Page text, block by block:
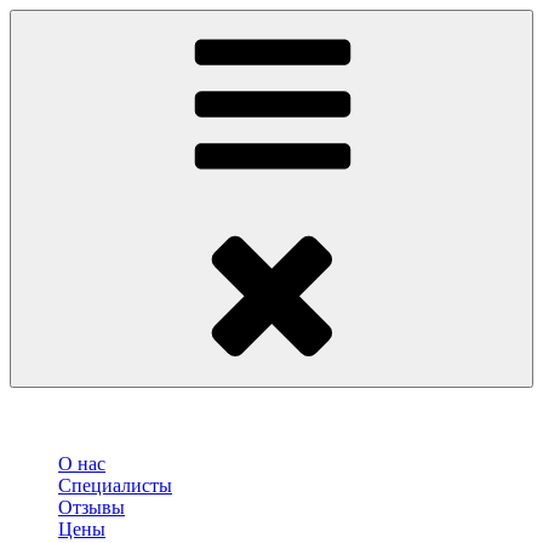
О нас
Специалисты
Отзывы
Цены